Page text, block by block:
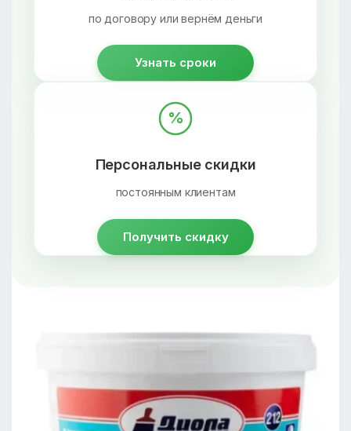
по договору или вернём деньги
Узнать сроки
%
Персональные скидки
постоянным клиентам
Получить скидку